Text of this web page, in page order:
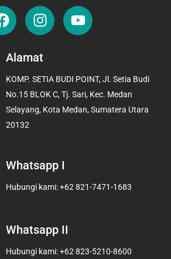
F
a
e
o
o
k
I
n
t
g
r
a
Y
o
b
e
Alamat
KOMP. SETIA BUDI POINT, Jl. Setia Budi
No.15 BLOK C, Tj. Sari, Kec. Medan
Selayang, Kota Medan, Sumatera Utara
20132
Whatsapp I
Hubungi kami: +62 821-7471-1683
Whatsapp II
Hubungi kami: +62 823-5210-8600